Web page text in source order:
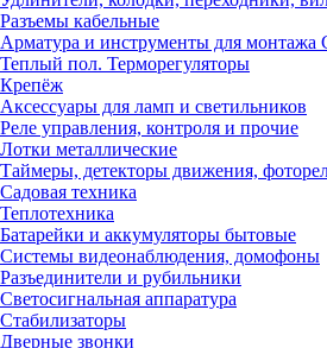
Разъемы кабельные
Арматура и инструменты для
Теплый пол. Терморегуляторы
Крепёж
Аксессуары для ламп и светильников
Реле управления, контроля и прочие
Лотки металлические
Таймеры, детекторы движения,
Садовая техника
Теплотехника
Батарейки и аккумуляторы бытовые
Системы видеонаблюдения, домофоны
Разъединители и рубильники
Светосигнальная аппаратура
Стабилизаторы
Дверные звонки